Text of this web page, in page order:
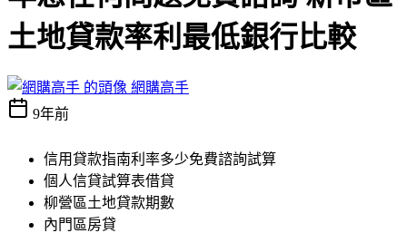
土地貸款率利最低銀行比較
網購高手
9年前
信用貸款指南利率多少免費諮詢試算
個人信貸試算表借貸
柳營區土地貸款期數
內門區房貸